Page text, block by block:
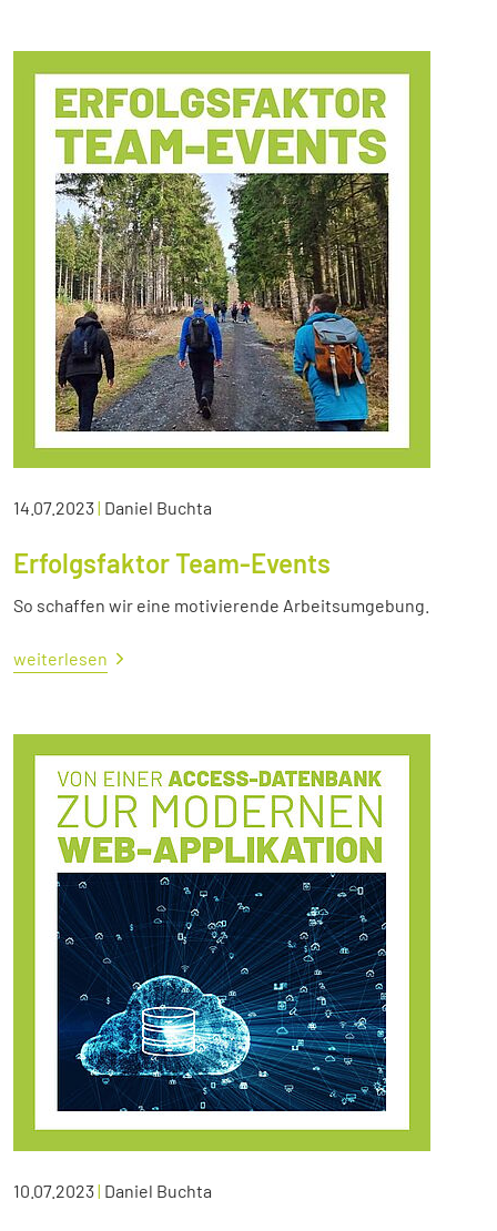
14.07.2023| Daniel Buchta
Erfolgsfaktor Team-Events
So schaffen wir eine motivierende Arbeitsumgebung.
weiterlesen
10.07.2023| Daniel Buchta